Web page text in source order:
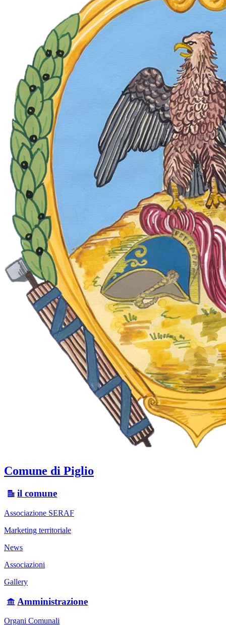
Comune di Piglio
il comune
Associazione SERAF
Marketing territoriale
News
Associazioni
Gallery
Amministrazione
Organi Comunali